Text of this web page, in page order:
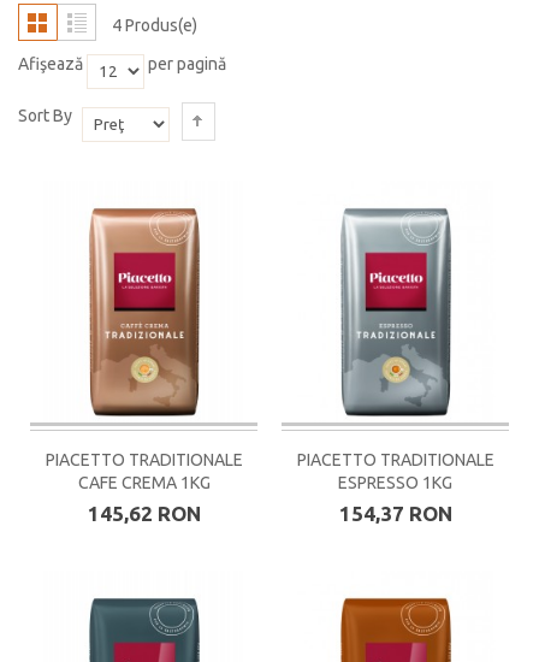
4 Produs(e)
Afişează
per pagină
Sort By
PIACETTO TRADITIONALE
CAFE CREMA 1KG
145,62 RON
PIACETTO TRADITIONALE
ESPRESSO 1KG
154,37 RON